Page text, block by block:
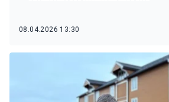
08.04.2026 13:30